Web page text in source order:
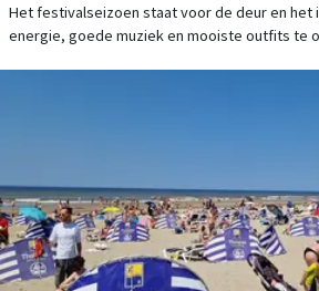
Het festivalseizoen staat voor de deur en het
energie, goede muziek en mooiste outfits te